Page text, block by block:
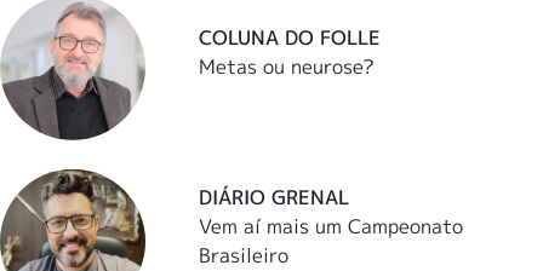
COLUNA DO FOLLE
Metas ou neurose?
DIÁRIO GRENAL
Vem aí mais um Campeonato
Brasileiro